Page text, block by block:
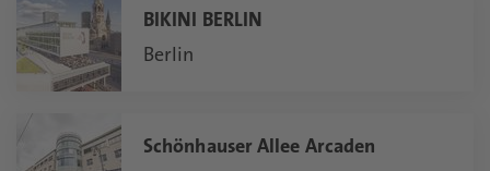
BIKINI BERLIN
Berlin
Schönhauser Allee Arcaden